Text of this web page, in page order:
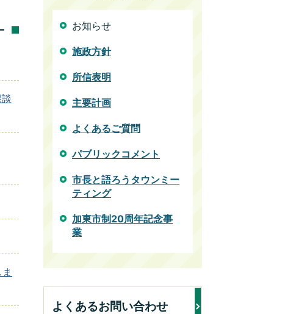
お知らせ
施政方針
所信表明
主要計画
よくあるご質問
パブリックコメント
市長と語ろうタウンミー
ティング
加東市制20周年記念事
業
よくあるお問い合わせ